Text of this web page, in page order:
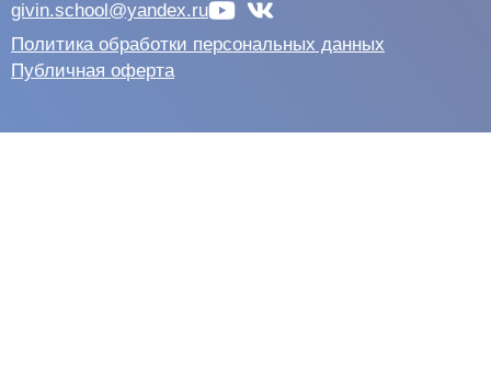
givin.school@yandex.ru
Политика обработки персональных данных
Публичная оферта